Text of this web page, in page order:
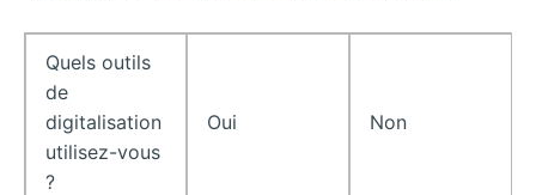
Quels outils
de
digitalisation
utilisez-vous
?
Oui Non